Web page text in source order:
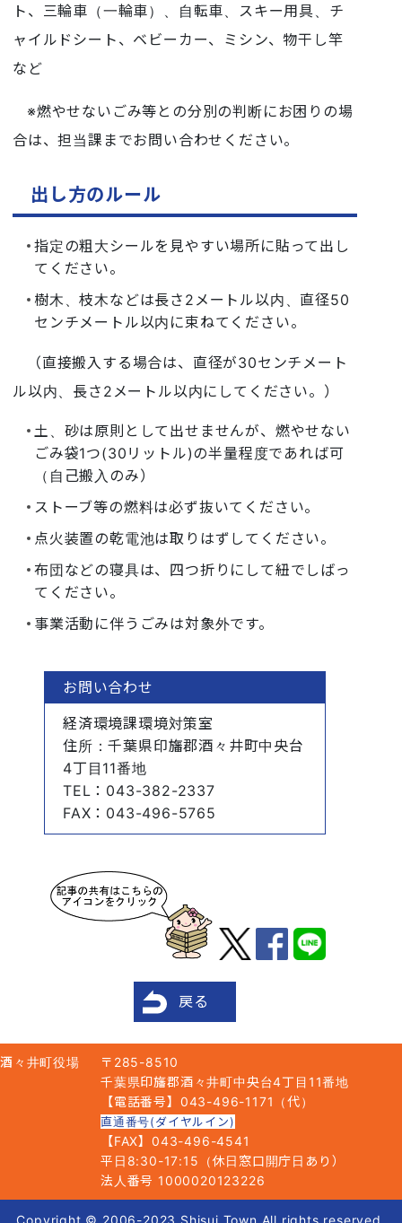
ト、三輪車（一輪車）、自転車、スキー用具、チ
ャイルドシート、ベビーカー、ミシン、物干し竿
など
※燃やせないごみ等との分別の判断にお困りの場
合は、担当課までお問い合わせください。
出し方のルール
指定の粗大シールを見やすい場所に貼って出し
てください。
樹木、枝木などは長さ2メートル以内、直径50
センチメートル以内に束ねてください。
（直接搬入する場合は、直径が30センチメート
ル以内、長さ2メートル以内にしてください。）
土、砂は原則として出せませんが、燃やせない
ごみ袋1つ(30リットル)の半量程度であれば可
（自己搬入のみ）
ストーブ等の燃料は必ず抜いてください。
点火装置の乾電池は取りはずしてください。
布団などの寝具は、四つ折りにして紐でしばっ
てください。
事業活動に伴うごみは対象外です。
お問い合わせ
経済環境課環境対策室
住所 ：千葉県印旛郡酒々井町中央台
4丁目11番地
TEL ：043-382-2337
FAX ：043-496-5765
戻る
酒々井町役場
〒285-8510
千葉県印旛郡酒々井町中央台4丁目11番地
【電話番号】043-496-1171（代）
直通番号(ダイヤルイン)
【FAX】043-496-4541
平日8:30-17:15（休日窓口開庁日あり）
法人番号 1000020123226
Copyright © 2006-2023 Shisui Town All rights reserved.